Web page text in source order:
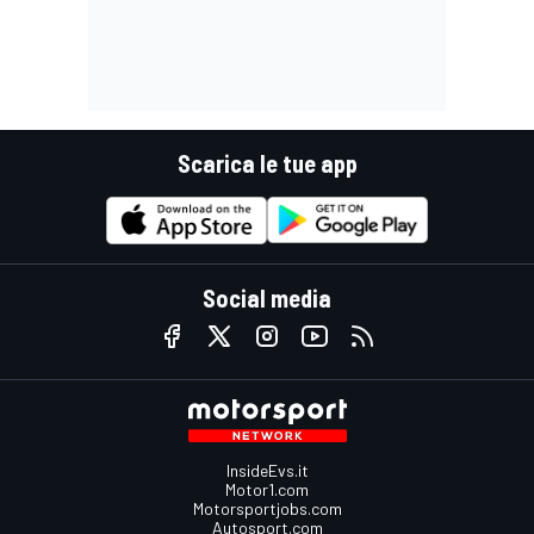
Scarica le tue app
Social media
InsideEvs.it
Motor1.com
Motorsportjobs.com
Autosport.com